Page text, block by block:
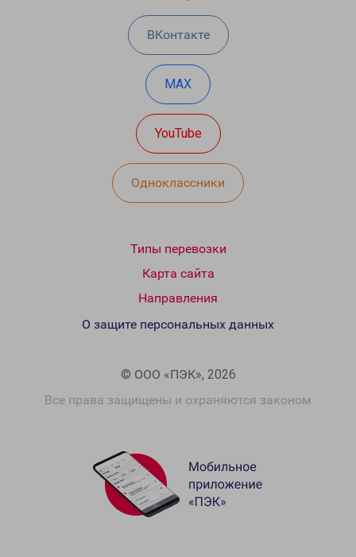
ВКонтакте
MAX
YouTube
Одноклассники
Типы перевозки
Карта сайта
Направления
© ООО «ПЭК», 2026
Все права защищены и охраняются законом
О защите персональных данных